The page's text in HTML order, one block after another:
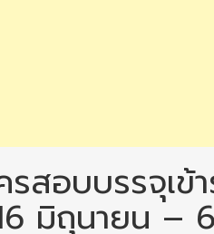
รสอบบรรจุเ
มิถุนายน –